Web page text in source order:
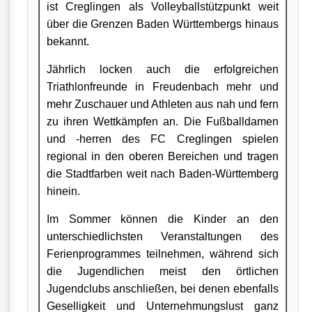
ist Creglingen als Volleyballstützpunkt weit
über die Grenzen Baden Württembergs hinaus
bekannt.
Jährlich locken auch die erfolgreichen
Triathlonfreunde in Freudenbach mehr und
mehr Zuschauer und Athleten aus nah und fern
zu ihren Wettkämpfen an. Die Fußballdamen
und -herren des FC Creglingen spielen
regional in den oberen Bereichen und tragen
die Stadtfarben weit nach Baden-Württemberg
hinein.
Im Sommer können die Kinder an den
unterschiedlichsten Veranstaltungen des
Ferienprogrammes teilnehmen, während sich
die Jugendlichen meist den örtlichen
Jugendclubs anschließen, bei denen ebenfalls
Geselligkeit und Unternehmungslust ganz